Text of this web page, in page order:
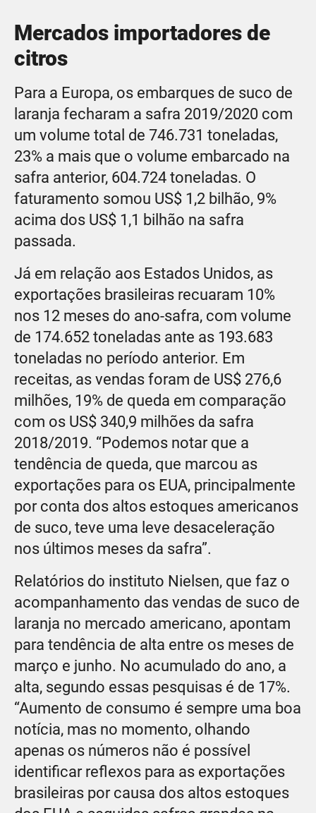
Mercados importadores de
citros
Para a Europa, os embarques de suco de
laranja fecharam a safra 2019/2020 com
um volume total de 746.731 toneladas,
23% a mais que o volume embarcado na
safra anterior, 604.724 toneladas. O
faturamento somou US$ 1,2 bilhão, 9%
acima dos US$ 1,1 bilhão na safra
passada.
Já em relação aos Estados Unidos, as
exportações brasileiras recuaram 10%
nos 12 meses do ano-safra, com volume
de 174.652 toneladas ante as 193.683
toneladas no período anterior. Em
receitas, as vendas foram de US$ 276,6
milhões, 19% de queda em comparação
com os US$ 340,9 milhões da safra
2018/2019. “Podemos notar que a
tendência de queda, que marcou as
exportações para os EUA, principalmente
por conta dos altos estoques americanos
de suco, teve uma leve desaceleração
nos últimos meses da safra”.
Relatórios do instituto Nielsen, que faz o
acompanhamento das vendas de suco de
laranja no mercado americano, apontam
para tendência de alta entre os meses de
março e junho. No acumulado do ano, a
alta, segundo essas pesquisas é de 17%.
“Aumento de consumo é sempre uma boa
notícia, mas no momento, olhando
apenas os números não é possível
identificar reflexos para as exportações
brasileiras por causa dos altos estoques